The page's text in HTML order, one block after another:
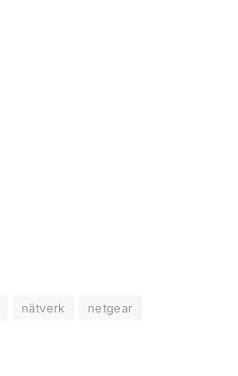
nätverk
netgear